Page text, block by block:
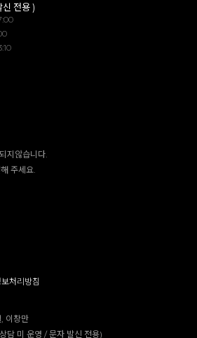
신 전용 )
지않습니다.
주세요.
처리방침
이창만
담 미 운영 / 문자 발신 전용)